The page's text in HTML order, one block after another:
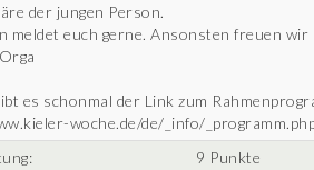
der jungen Person.
meldet euch gerne. Ansonsten freuen
es schonmal der Link zum
woche.de/de/_info/
9 Punkte